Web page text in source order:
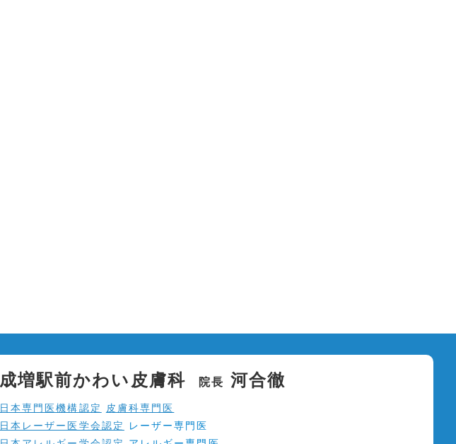
成増駅前かわい皮膚科 院長 河合徹
日本専門医機構認定
皮膚科専門医
日本レーザー医学会認定
レーザー専門医